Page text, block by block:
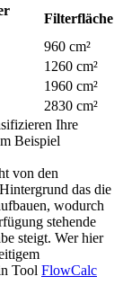
Filterfläche
960 cm²
1260 cm²
1960 cm²
2830 cm²
Ihre
Beispiel
von den
das die
wodurch
stehende
steigt. Wer hier
Tool FlowCalc